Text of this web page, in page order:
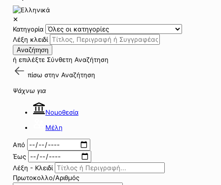
✕
Κατηγορία
Λέξη κλειδί
Αναζήτηση
ή επιλέξτε Σύνθετη Αναζήτηση
πίσω στην Αναζήτηση
Ψάχνω για
Νομοθεσία
Μέλη
Από
Έως
Λέξη - Κλειδί
Πρωτοκολλο/Αριθμός